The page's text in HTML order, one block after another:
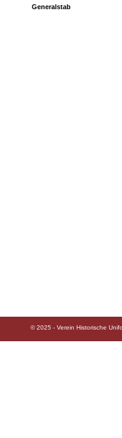
Generalstab
© 2025 - Verein Historische